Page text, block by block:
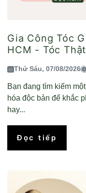
Gia Công Tóc
HCM - Tóc
Thứ Sáu, 07/08/2026
Bạn đang tìm kiếm
hóa độc bản để khắc
hay...
Đọc tiếp